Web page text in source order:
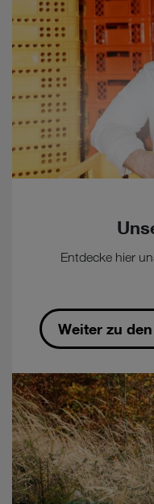
Entdecke hier
Weiter zu